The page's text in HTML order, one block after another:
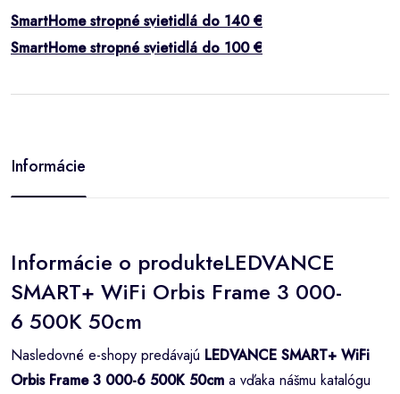
SmartHome stropné svietidlá do 140 €
SmartHome stropné svietidlá do 100 €
Informácie
Informácie o produkteLEDVANCE
SMART+ WiFi Orbis Frame 3 000-
6 500K 50cm
Nasledovné e-shopy predávajú LEDVANCE SMART+ WiFi
Orbis Frame 3 000-6 500K 50cm a vďaka nášmu katalógu